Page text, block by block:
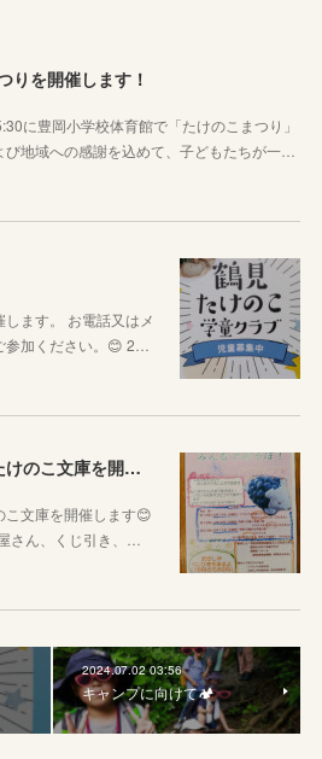
を開催します！
に豊岡小学校体育館で「たけのこまつり」
地域への感謝を込めて、子どもたちが一…
ます。 お電話又はメ
加ください。😊 2…
4月19日(土)10時〜13時 たけのこ文庫を開催します😊
文庫を開催します😊
さん、くじ引き、…
2024.07.02 03:56
キャンプに向けて🏕️